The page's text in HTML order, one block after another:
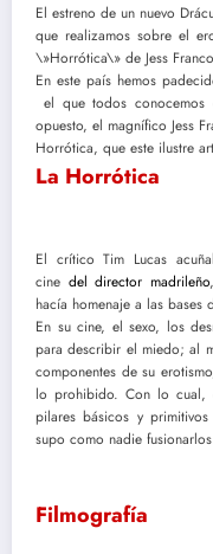
El estreno de un nuevo
que realizamos sobre el
\»Horrótica\» de Jess
En este país hemos
el que todos
opuesto, el magnífico Jess
Horrótica, que este ilustre
La Horrótica
El crítico Tim Lucas
cine del director madrileño
hacía homenaje a las bases
En su cine, el sexo, los
para describir el miedo; al
componentes de su
lo prohibido. Con lo cual,
pilares básicos y
supo como nadie
Filmografía